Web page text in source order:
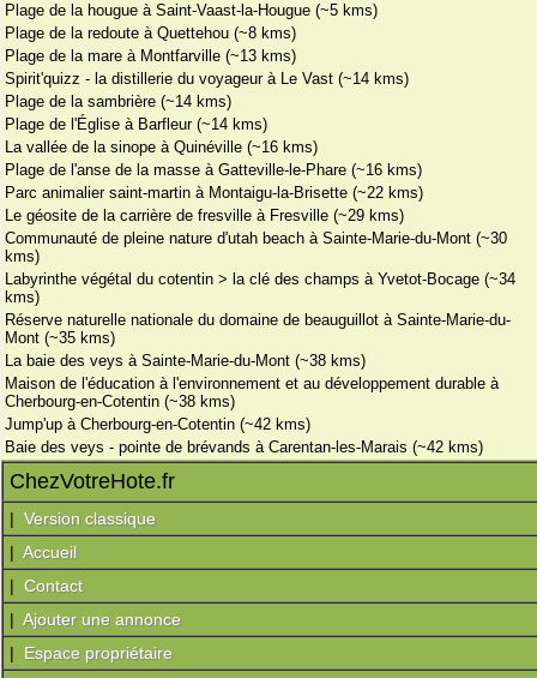
Plage de la hougue à Saint-Vaast-la-Hougue (~5 kms)
Plage de la redoute à Quettehou (~8 kms)
Plage de la mare à Montfarville (~13 kms)
Spirit'quizz - la distillerie du voyageur à Le Vast (~14 kms)
Plage de la sambrière (~14 kms)
Plage de l'Église à Barfleur (~14 kms)
La vallée de la sinope à Quinéville (~16 kms)
Plage de l'anse de la masse à Gatteville-le-Phare (~16 kms)
Parc animalier saint-martin à Montaigu-la-Brisette (~22 kms)
Le géosite de la carrière de fresville à Fresville (~29 kms)
Communauté de pleine nature d'utah beach à Sainte-Marie-du-Mont (~30
kms)
Labyrinthe végétal du cotentin > la clé des champs à Yvetot-Bocage (~34
kms)
Réserve naturelle nationale du domaine de beauguillot à Sainte-Marie-du-
Mont (~35 kms)
La baie des veys à Sainte-Marie-du-Mont (~38 kms)
Maison de l'éducation à l'environnement et au développement durable à
Cherbourg-en-Cotentin (~38 kms)
Jump'up à Cherbourg-en-Cotentin (~42 kms)
Baie des veys - pointe de brévands à Carentan-les-Marais (~42 kms)
ChezVotreHote.fr
| Version classique
| Accueil
| Contact
| Ajouter une annonce
| Espace propriétaire